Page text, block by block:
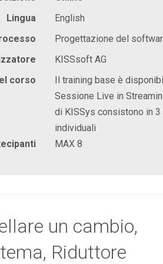
Lingua
English
Progettazione del
KISSsoft AG
corso
Il training base è
Sessione Live in
di KISSys consistono in 3
individuali
MAX 8
un cambio,
Riduttore